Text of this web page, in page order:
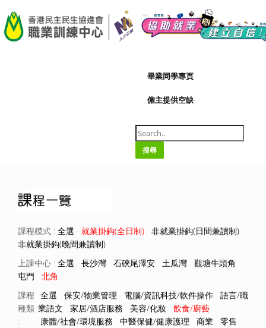
A- | A+
畢業同學專頁
僱主提供空缺
搜尋
課程模式 : 全選 就業掛鈎(全日制)
非就業掛鈎(日間兼讀制)
非就業掛鈎(晚間兼讀制)
上課中心 : 全選 長沙灣 石硤尾澤安 土瓜灣
觀塘牛頭角
屯門
北角
課程
種類
:
全選 保安/物業管理 電腦/資訊科技/軟件操作
語言/職
業語文
家居/酒店服務 美容/化妝
飲食/廚藝
康體/社會/環境服務
中醫保健/健康護理 商業
零售